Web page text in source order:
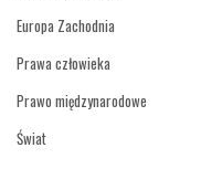
Europa Zachodnia
Prawa człowieka
Prawo międzynarodowe
Świat